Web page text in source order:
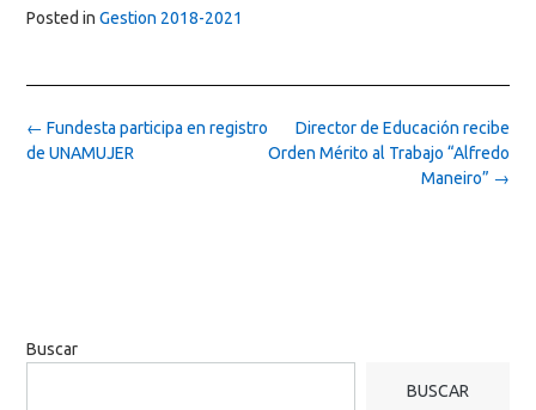
Posted in Gestion 2018-2021
Post
navigation
Director de Educación recibe
Orden Mérito al Trabajo “Alfredo
Maneiro” →
← Fundesta participa en registro
de UNAMUJER
Buscar
BUSCAR